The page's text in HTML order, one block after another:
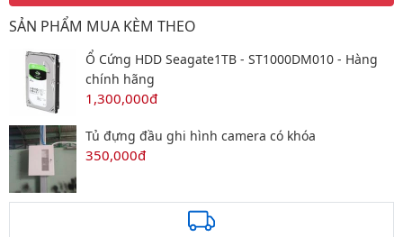
SẢN PHẨM MUA KÈM THEO
Ổ Cứng HDD Seagate1TB - ST1000DM010 - Hàng
chính hãng
1,300,000đ
Tủ đựng đầu ghi hình camera có khóa
350,000đ